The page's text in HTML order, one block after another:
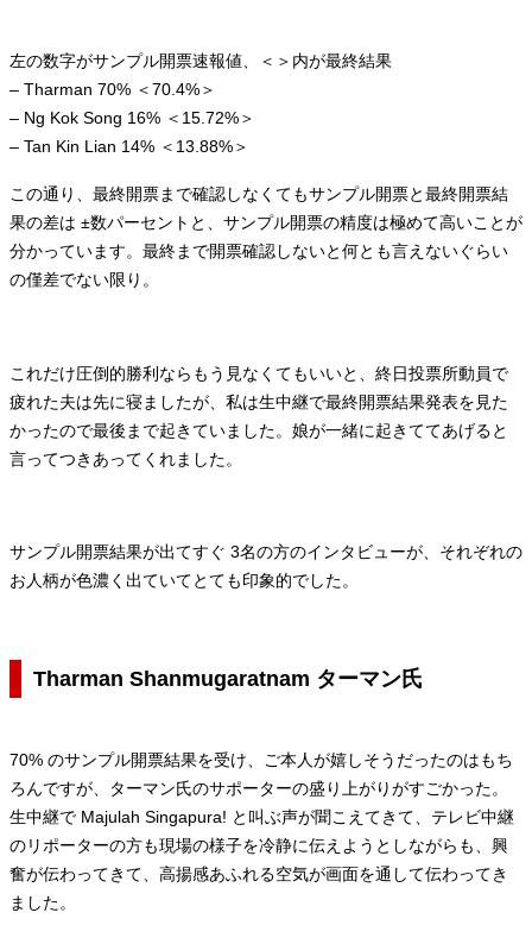
左の数字がサンプル開票速報値、＜＞内が最終結果
– Tharman 70% ＜70.4%＞
– Ng Kok Song 16% ＜15.72%＞
– Tan Kin Lian 14% ＜13.88%＞
この通り、最終開票まで確認しなくてもサンプル開票と最終開票結
果の差は ±数パーセントと、サンプル開票の精度は極めて高いことが
分かっています。最終まで開票確認しないと何とも言えないぐらい
の僅差でない限り。
これだけ圧倒的勝利ならもう見なくてもいいと、終日投票所動員で
疲れた夫は先に寝ましたが、私は生中継で最終開票結果発表を見た
かったので最後まで起きていました。娘が一緒に起きててあげると
言ってつきあってくれました。
サンプル開票結果が出てすぐ 3名の方のインタビューが、それぞれの
お人柄が色濃く出ていてとても印象的でした。
Tharman Shanmugaratnam ターマン氏
70% のサンプル開票結果を受け、ご本人が嬉しそうだったのはもち
ろんですが、ターマン氏のサポーターの盛り上がりがすごかった。
生中継で Majulah Singapura! と叫ぶ声が聞こえてきて、テレビ中継
のリポーターの方も現場の様子を冷静に伝えようとしながらも、興
奮が伝わってきて、高揚感あふれる空気が画面を通して伝わってき
ました。